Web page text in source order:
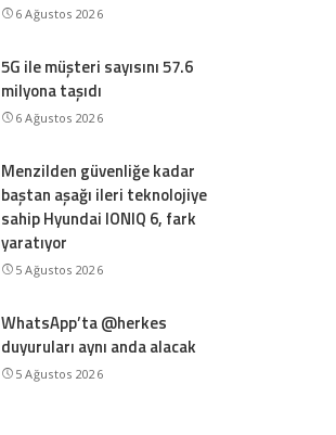
6 Ağustos 2026
5G ile müşteri sayısını 57.6
milyona taşıdı
6 Ağustos 2026
Menzilden güvenliğe kadar
baştan aşağı ileri teknolojiye
sahip Hyundai IONIQ 6, fark
yaratıyor
5 Ağustos 2026
WhatsApp’ta @herkes
duyuruları aynı anda alacak
5 Ağustos 2026